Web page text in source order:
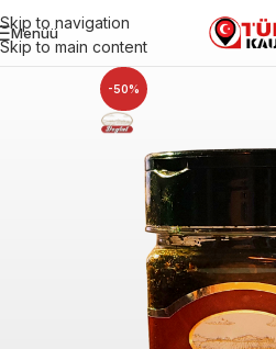
Skip to navigation
Skip to main content
Menüü
-50%